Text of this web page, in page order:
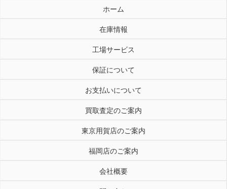
ホーム
在庫情報
工場サービス
保証について
お支払いについて
買取査定のご案内
東京用賀店のご案内
福岡店のご案内
会社概要